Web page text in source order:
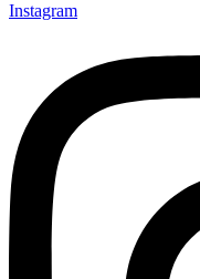
Instagram